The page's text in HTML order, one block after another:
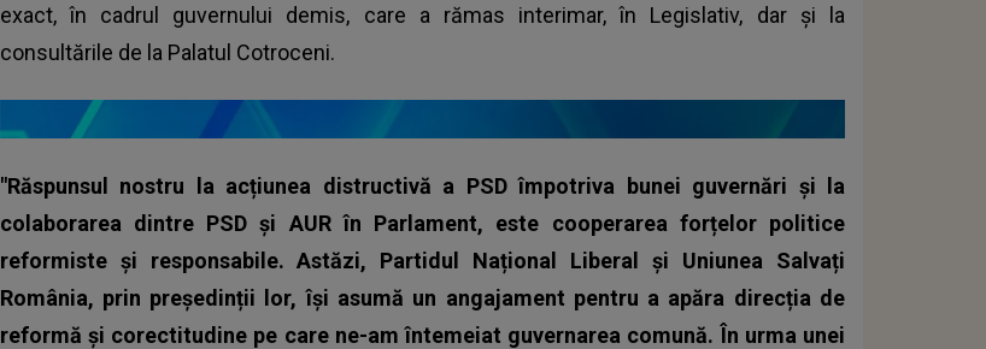
exact, în cadrul guvernului demis, care a rămas interimar, în Legislativ, dar și la
consultările de la Palatul Cotroceni.
"Răspunsul nostru la acțiunea distructivă a PSD împotriva bunei guvernări și la
colaborarea dintre PSD și AUR în Parlament, este cooperarea forțelor politice
reformiste și responsabile. Astăzi, Partidul Național Liberal și Uniunea Salvați
România, prin președinții lor, își asumă un angajament pentru a apăra direcția de
reformă și corectitudine pe care ne-am întemeiat guvernarea comună. În urma unei